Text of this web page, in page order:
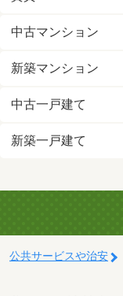
中古マンション
新築マンション
中古一戸建て
新築一戸建て
公共サービスや治安